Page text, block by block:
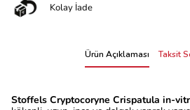
Kolay İade
Ürün Açıklaması Taksit
Stoffels Cryptocoryne Crispatula in-